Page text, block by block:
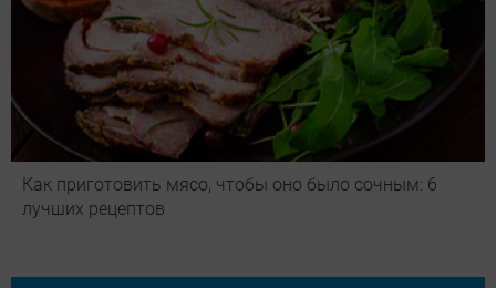
Как приготовить мясо, чтобы оно было сочным: 6
лучших рецептов